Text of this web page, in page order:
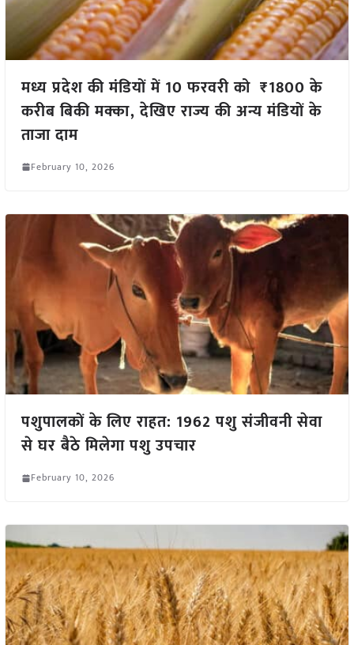
मध्य प्रदेश की मंडियों में 10 फरवरी को ₹1800 के
करीब बिकी मक्का, देखिए राज्य की अन्य मंडियों के
ताजा दाम
February 10, 2026
पशुपालकों के लिए राहत: 1962 पशु संजीवनी सेवा
से घर बैठे मिलेगा पशु उपचार
February 10, 2026